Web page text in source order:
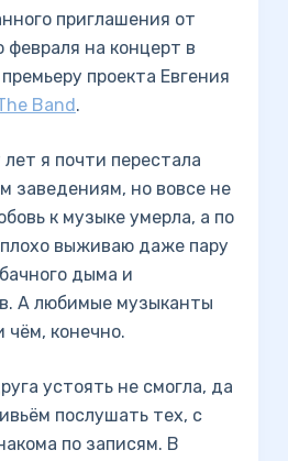
приглашения от
февраля на концерт в
проекта Евгения
Band.
я почти перестала
заведениям, но вовсе не
к музыке умерла, а по
выживаю даже пару
дыма и
А любимые музыканты
чём, конечно.
устоять не смогла, да
послушать тех, с
по записям. В